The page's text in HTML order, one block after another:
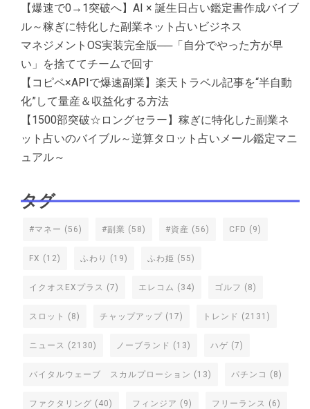
【爆速で0→1突破へ】AI × 誕生日占い鑑定書作成バイブ
ル～稼ぎに特化した副業ネット占いビジネス
マネジメントOS実装完全版──「自分でやった方が早
い」を捨ててチームで回す
【コピペ×APIで爆速副業】楽天トラベル記事を“半自動
化”して量産＆収益化する方法
【1500部突破☆ロングセラー】稼ぎに特化した副業ネ
ット占いのバイブル～逆算タロット占いメール鑑定マニ
ュアル～
タグ
#マネー (56) #副業 (58) #資産 (56) CFD (9)
FX (12) ふわり (19) ふわ姫 (55)
イクオスEXプラス (7) エレコム (34) ゴルフ (8)
スロット (8) チャップアップ (17) トレンド (2131)
ニュース (2130) ノーブランド (13) ハゲ (7)
バイタルウェーブ スカルプローション (13) パチンコ (8)
ファクタリング (40) フィンジア (9) フリーランス (6)